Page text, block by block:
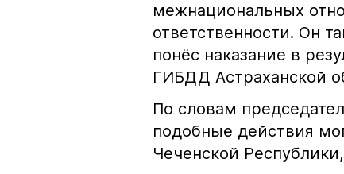
межнациональных
ответственности. Он
понёс наказание в
ГИБДД Астраханской
По словам
подобные действия
Чеченской